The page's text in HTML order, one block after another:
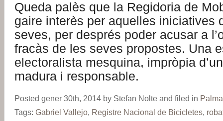
Queda palès que la Regidoria de
gaire interès per aquelles iniciatives
seves, per després poder acusar a
fracàs de les seves propostes. Una
electoralista mesquina, impròpia
madura i responsable.
Posted gener 30th, 2014 by Stefan Nolte and filed in Palma
Tags: Gabriel Vallejo, Registre Nacional de Bicicletes,